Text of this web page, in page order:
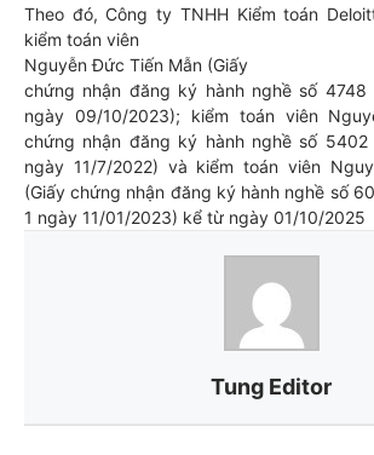
Theo đó, Công ty TNHH Kiểm toán
kiểm toán viên
Nguyễn Đức Tiến Mẫn (Giấy
chứng nhận đăng ký hành nghề số 4748
ngày 09/10/2023); kiểm toán viên
chứng nhận đăng ký hành nghề số 5402
ngày 11/7/2022) và kiểm toán viên
(Giấy chứng nhận đăng ký hành nghề số
1 ngày 11/01/2023) kể từ ngày 01/10/2025
Tung Editor